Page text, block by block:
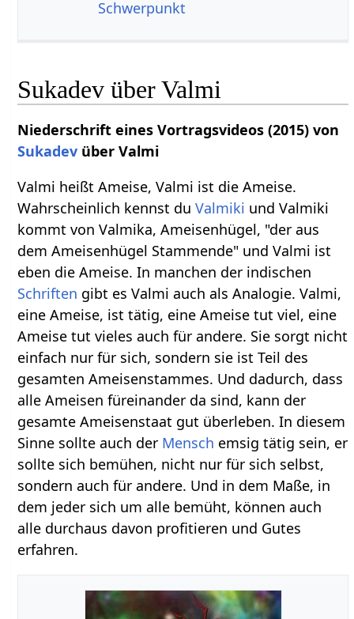
Schwerpunkt
Sukadev über Valmi
Niederschrift eines Vortragsvideos (2015) von
Sukadev über Valmi
Valmi heißt Ameise, Valmi ist die Ameise.
Wahrscheinlich kennst duValmiki und Valmiki
kommt von Valmika, Ameisenhügel, "der aus
dem Ameisenhügel Stammende" und Valmi ist
eben die Ameise. In manchen der indischen
Schriften gibt es Valmi auch als Analogie. Valmi,
eine Ameise, ist tätig, eine Ameise tut viel, eine
Ameise tut vieles auch für andere. Sie sorgt nicht
einfach nur für sich, sondern sie ist Teil des
gesamten Ameisenstammes. Und dadurch, dass
alle Ameisen füreinander da sind, kann der
gesamte Ameisenstaat gut überleben. In diesem
Sinne sollte auch der Mensch emsig tätig sein, er
sollte sich bemühen, nicht nur für sich selbst,
sondern auch für andere. Und in dem Maße, in
dem jeder sich um alle bemüht, können auch
alle durchaus davon profitieren und Gutes
erfahren.